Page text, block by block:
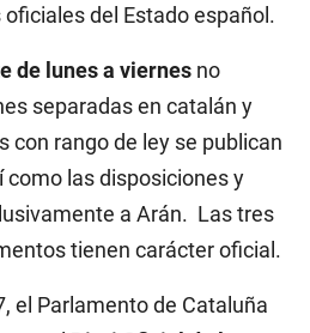
del Estado español.
de lunes a viernes no
separadas en catalán y
con rango de ley se publican
las disposiciones y
a Arán. Las tres
tienen carácter oficial.
el Parlamento de Cataluña